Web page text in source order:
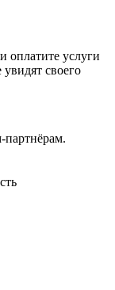
оплатите услуги
своего